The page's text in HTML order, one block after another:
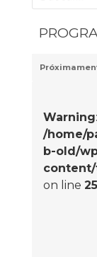
Warning
/home/
b-old/
on line 25